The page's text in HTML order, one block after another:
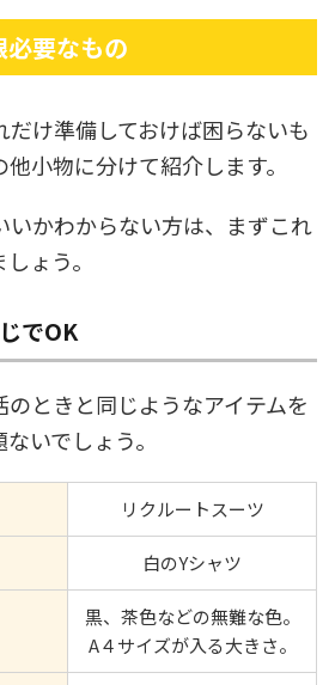
要なもの
だけ準備しておけば困らないも
小物に分けて紹介します。
いかわからない方は、まずこれ
ょう。
でOK
ときと同じようなアイテムを
いでしょう。
リクルートスーツ
白のYシャツ
黒、茶色などの無難な色。
A４サイズが入る大きさ。